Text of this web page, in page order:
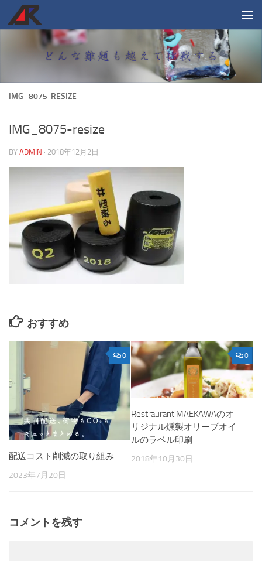
コンテンツへスキップ
IMG_8075-RESIZE
IMG_8075-resize
BY ADMIN · 2018年12月2日
おすすめ
0
配送コスト削減の取り組み
2023年7月20日
0
Restraurant MAEKAWAのオ
リジナル燻製オリーブオイ
ルのラベル印刷
2018年10月30日
コメントを残す